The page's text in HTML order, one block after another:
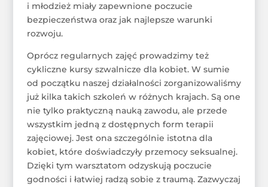
i młodzież miały zapewnione poczucie
bezpieczeństwa oraz jak najlepsze warunki
rozwoju.
Oprócz regularnych zajęć prowadzimy też
cykliczne kursy szwalnicze dla kobiet. W sumie
od początku naszej działalności zorganizowaliśmy
już kilka takich szkoleń w różnych krajach. Są one
nie tylko praktyczną nauką zawodu, ale przede
wszystkim jedną z dostępnych form terapii
zajęciowej. Jest ona szczególnie istotna dla
kobiet, które doświadczyły przemocy seksualnej.
Dzięki tym warsztatom odzyskują poczucie
godności i łatwiej radzą sobie z traumą. Zazwyczaj